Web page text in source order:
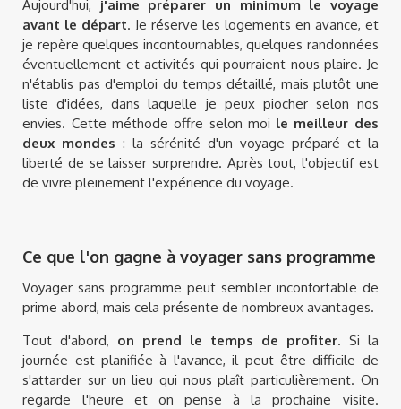
Aujourd'hui, j'aime préparer un minimum le voyage
avant le départ. Je réserve les logements en avance, et
je repère quelques incontournables, quelques randonnées
éventuellement et activités qui pourraient nous plaire. Je
n'établis pas d'emploi du temps détaillé, mais plutôt une
liste d'idées, dans laquelle je peux piocher selon nos
envies. Cette méthode offre selon moi le meilleur des
deux mondes: la sérénité d'un voyage préparé et la
liberté de se laisser surprendre. Après tout, l'objectif est
de vivre pleinement l'expérience du voyage.
Ce que l'on gagne à voyager sans programme
Voyager sans programme peut sembler inconfortable de
prime abord, mais cela présente de nombreux avantages.
Tout d'abord, on prend le temps de profiter. Si la
journée est planifiée à l'avance, il peut être difficile de
s'attarder sur un lieu qui nous plaît particulièrement. On
regarde l'heure et on pense à la prochaine visite.